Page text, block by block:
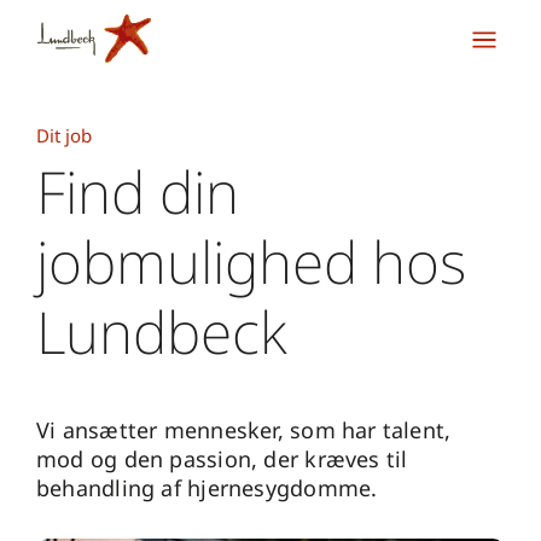
Dit job
Find din
jobmulighed hos
Lundbeck
Vi ansætter mennesker, som har talent,
mod og den passion, der kræves til
behandling af hjernesygdomme.